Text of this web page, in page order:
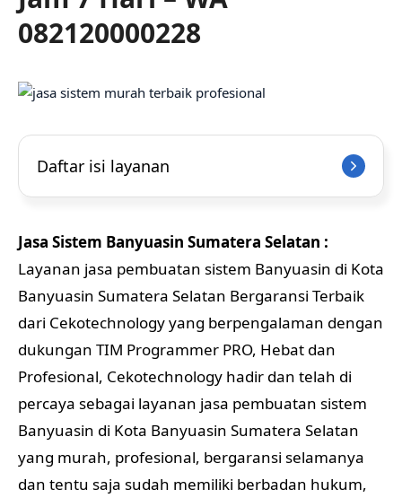
082120000228
Daftar isi layanan
Jasa Sistem Banyuasin Sumatera Selatan :
Layanan jasa pembuatan sistem Banyuasin di Kota
Banyuasin Sumatera Selatan Bergaransi Terbaik
dari Cekotechnology yang berpengalaman dengan
dukungan TIM Programmer PRO, Hebat dan
Profesional, Cekotechnology hadir dan telah di
percaya sebagai layanan jasa pembuatan sistem
Banyuasin di Kota Banyuasin Sumatera Selatan
yang murah, profesional, bergaransi selamanya
dan tentu saja sudah memiliki berbadan hukum,